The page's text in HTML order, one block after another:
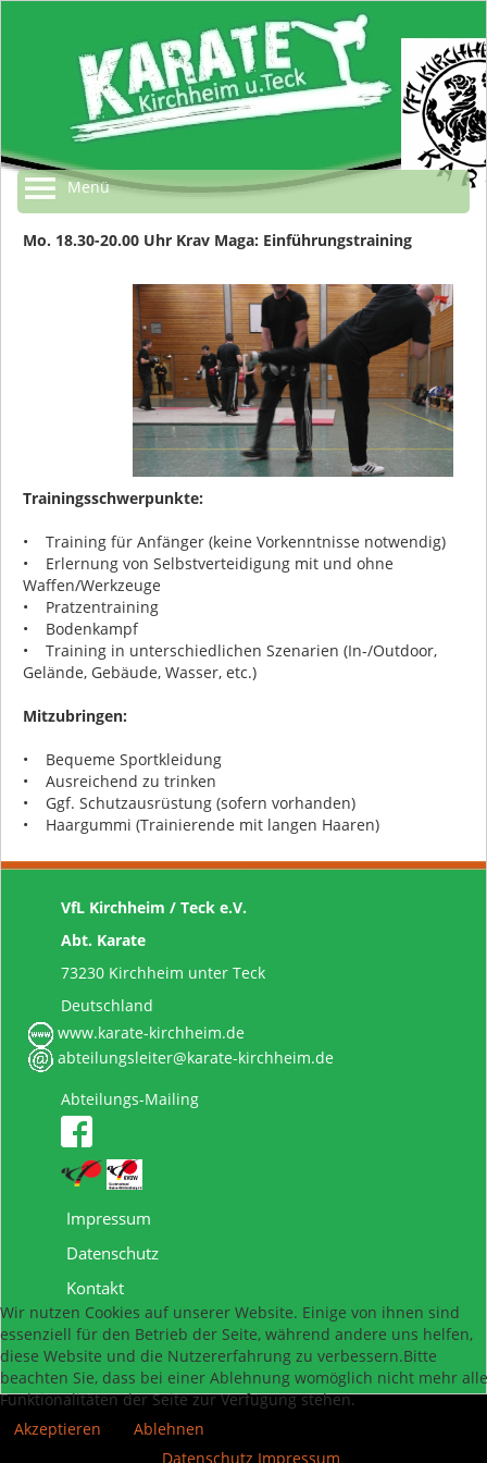
Menü
Mo. 18.30-20.00 Uhr Krav Maga: Einführungstraining
Trainingsschwerpunkte:
• Training für Anfänger (keine Vorkenntnisse notwendig)
• Erlernung von Selbstverteidigung mit und ohne
Waffen/Werkzeuge
• Pratzentraining
• Bodenkampf
• Training in unterschiedlichen Szenarien (In-/Outdoor,
Gelände, Gebäude, Wasser, etc.)
Mitzubringen:
• Bequeme Sportkleidung
• Ausreichend zu trinken
• Ggf. Schutzausrüstung (sofern vorhanden)
• Haargummi (Trainierende mit langen Haaren)
VfL Kirchheim / Teck e.V.
Abt. Karate
73230 Kirchheim unter Teck
Deutschland
www.karate-kirchheim.de
abteilungsleiter@karate-kirchheim.de
Abteilungs-Mailing
Impressum
Datenschutz
Kontakt
Wir nutzen Cookies auf unserer Website. Einige von ihnen sind
essenziell für den Betrieb der Seite, während andere uns helfen,
diese Website und die Nutzererfahrung zu verbessern.Bitte
beachten Sie, dass bei einer Ablehnung womöglich nicht mehr alle
Funktionalitäten der Seite zur Verfügung stehen.
Akzeptieren
Ablehnen
Datenschutz Impressum